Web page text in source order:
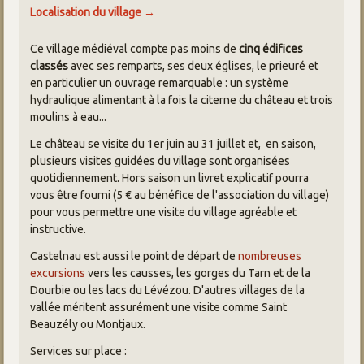
Localisation du village →
Ce village médiéval compte pas moins decinq édifices
classésavec ses remparts, ses deux églises, le prieuré et
en particulier un ouvrage remarquable : un système
hydraulique alimentant à la fois la citerne du château et trois
moulins à eau...
Le château se visite du 1er juin au 31 juillet et, en saison,
plusieurs visites guidées du village sont organisées
quotidiennement. Hors saison un livret explicatif pourra
vous être fourni (5 € au bénéfice de l'association du village)
pour vous permettre une visite du village agréable et
instructive.
Castelnau est aussi le point de départ denombreuses
excursions vers les causses, les gorges du Tarn et de la
Dourbie ou les lacs du Lévézou. D'autres villages de la
vallée méritent assurément une visite comme Saint
Beauzély ou Montjaux.
Services sur place :